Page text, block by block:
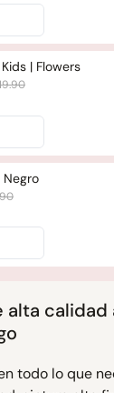
| Flowers
Negro
alta calidad
todo lo que